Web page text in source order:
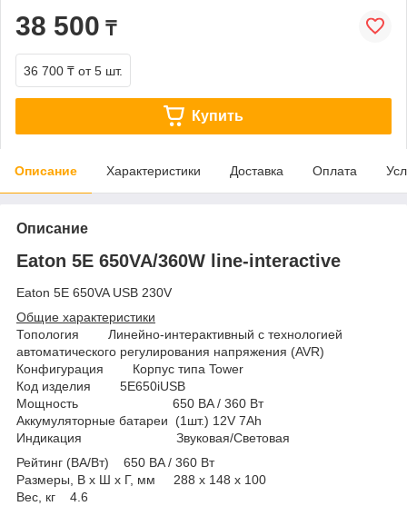
38 500 ₸
36 700 ₸ от 5 шт.
Купить
Описание Характеристики Доставка Оплата
Описание
Eaton 5E 650VA/360W line-interactive
Eaton 5E 650VA USB 230V
Общие характеристики
Топология Линейно-интерактивный с технологией
автоматического регулирования напряжения (AVR)
Конфигурация Корпус типа Tower
Код изделия 5E650iUSB
Мощность 650 BA / 360 Вт
Аккумуляторные батареи (1шт.) 12V 7Ah
Индикация Звуковая/Световая
Рейтинг (ВА/Вт) 650 BA / 360 Вт
Размеры, В x Ш x Г, мм 288 x 148 x 100
Вес, кг 4.6